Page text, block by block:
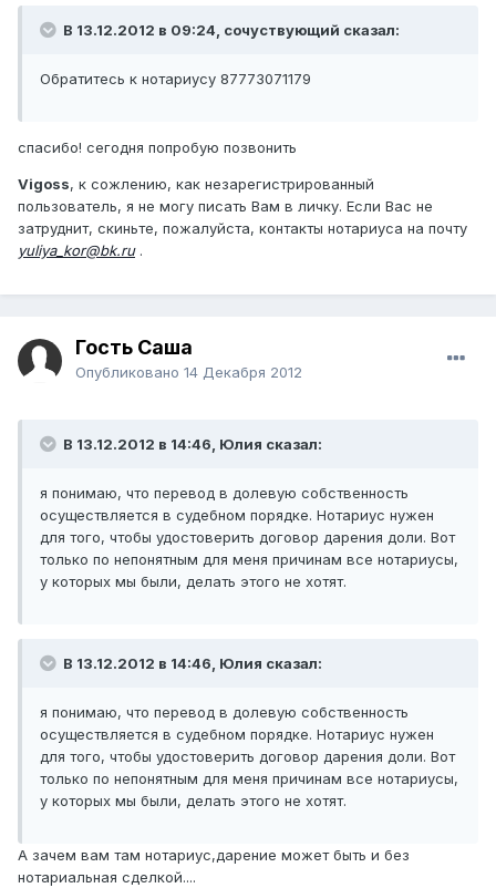
В 13.12.2012 в 09:24, сочуствующий сказал:
Обратитесь к нотариусу 87773071179
спасибо! сегодня попробую позвонить
Vigoss, к сожлению, как незарегистрированный
пользователь, я не могу писать Вам в личку. Если Вас не
затруднит, скиньте, пожалуйста, контакты нотариуса на почту
yuliya_kor@bk.ru.
Гость Саша
Опубликовано 14 Декабря 2012
В 13.12.2012 в 14:46, Юлия сказал:
я понимаю, что перевод в долевую собственность
осуществляется в судебном порядке. Нотариус нужен
для того, чтобы удостоверить договор дарения доли. Вот
только по непонятным для меня причинам все нотариусы,
у которых мы были, делать этого не хотят.
В 13.12.2012 в 14:46, Юлия сказал:
я понимаю, что перевод в долевую собственность
осуществляется в судебном порядке. Нотариус нужен
для того, чтобы удостоверить договор дарения доли. Вот
только по непонятным для меня причинам все нотариусы,
у которых мы были, делать этого не хотят.
А зачем вам там нотариус,дарение может быть и без
нотариальная сделкой....